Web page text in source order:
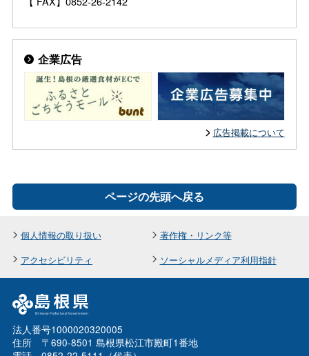
企業広告
広告掲載について
ページの先頭へ戻る
個人情報の取り扱い
著作権・リンク等
アクセシビリティ
ソーシャルメディア利用指針
法人番号1000020320005
住所 〒690-8501 島根県松江市殿町1番地